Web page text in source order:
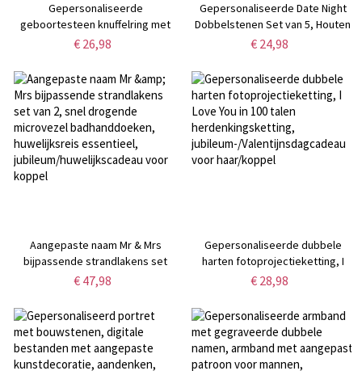
Gepersonaliseerde
geboortesteen knuffelring met
gegraveerde tekst, verstelbare
verjaardags-/jubileumcadeau
voor moeder/vrouw/vriendin
€ 26,98
Gepersonaliseerde Date Night
Dobbelstenen Set van 5, Houten
Gegraveerde Interactieve
Bord,
Valentijnsdag/Jubileumcadeau
voor Hem/Haar/Geliefde
€ 24,98
Aangepaste naam Mr & Mrs
bijpassende strandlakens set
van 2, snel drogende microvezel
essentieel,
jubileum/huwelijkscadeau voor
koppel
€ 47,98
Gepersonaliseerde dubbele
harten fotoprojectieketting, I
Love You in 100 talen
jubileum-/Valentijnsdagcadeau
voor haar/koppel
€ 28,98